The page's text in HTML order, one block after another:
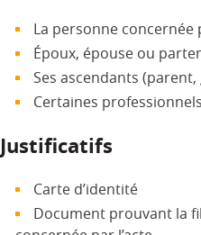
La personne concernée
Époux, épouse ou
Ses ascendants
Certaines
Justificatifs
Carte d’identité
Document prouvant la